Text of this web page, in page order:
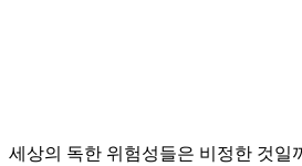
세상의 독한 위험성들은 비정한 것일